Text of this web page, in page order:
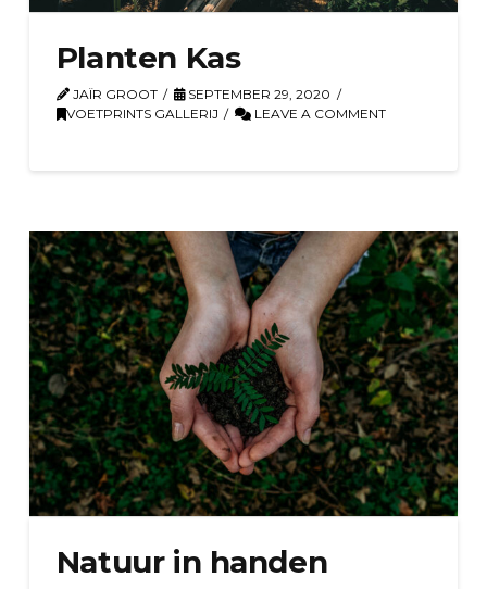
Planten Kas
JAÏR GROOT
SEPTEMBER 29, 2020
VOETPRINTS GALLERIJ
LEAVE A COMMENT
Natuur in handen